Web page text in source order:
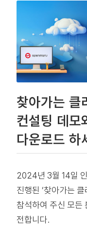
찾아가는 클
컨설팅 데모
다운로드 하
2024년 3월 14일
진행된 ‘찾아가는
참석하여 주신 모든
전합니다.